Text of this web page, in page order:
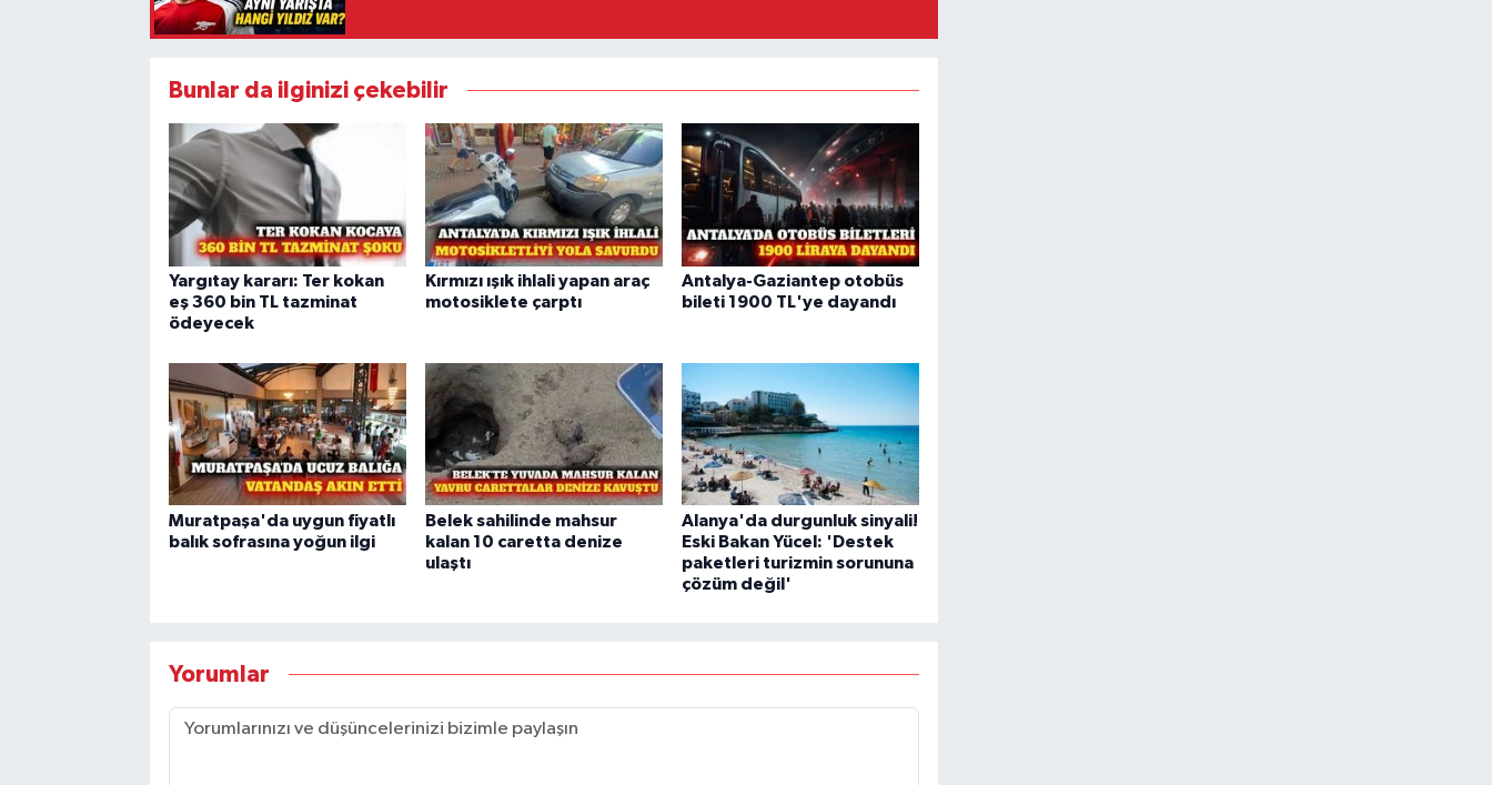
Bunlar da ilginizi çekebilir
Yargıtay kararı: Ter kokan
eş 360 bin TL tazminat
ödeyecek
Kırmızı ışık ihlali yapan araç
motosiklete çarptı
Antalya-Gaziantep otobüs
bileti 1900 TL'ye dayandı
Muratpaşa'da uygun fiyatlı
balık sofrasına yoğun ilgi
Belek sahilinde mahsur
kalan 10 caretta denize
ulaştı
Alanya'da durgunluk sinyali!
Eski Bakan Yücel: 'Destek
paketleri turizmin sorununa
çözüm değil'
Yorumlar